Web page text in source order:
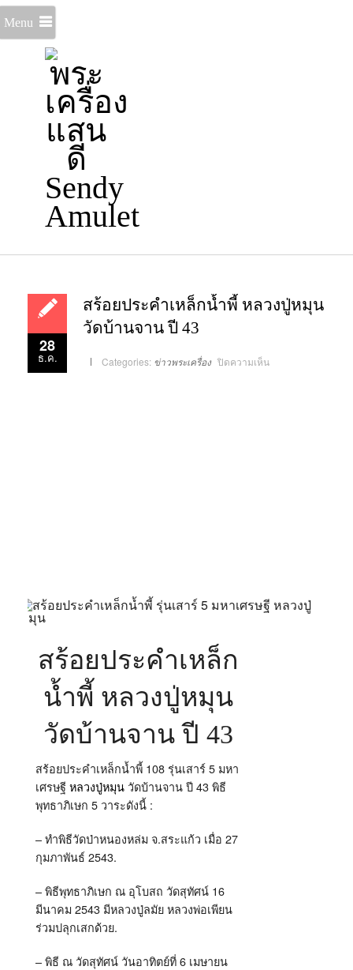
Menu
28
ธ.ค.
สร้อยประคำเหล็กน้ำพี้ หลวงปู่หมุน
วัดบ้านจาน ปี 43
Categories: ข่าวพระเครื่อง ปิดความเห็นบน
สร้อย
สร้อยประคำเหล็ก
น้ำพี้ หลวงปู่หมุน
วัดบ้านจาน ปี 43
สร้อยประคำเหล็กน้ำพี้ 108 รุ่นเสาร์ 5 มหา
เศรษฐี หลวงปู่หมุน วัดบ้านจาน ปี 43 พิธี
พุทธาภิเษก 5 วาระดังนี้ :
– ทำพิธีวัดป่าหนองหล่ม จ.สระแก้ว เมื่อ 27
กุมภาพันธ์ 2543.
– พิธีพุทธาภิเษก ณ อุโบสถ วัดสุทัศน์ 16
มีนาคม 2543 มีหลวงปู่ลมัย หลวงพ่อเพียน
ร่วมปลุกเสกด้วย.
– พิธี ณ วัดสุทัศน์ วันอาทิตย์ที่ 6 เมษายน